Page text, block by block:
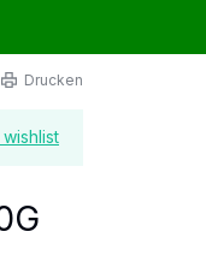
Drucken